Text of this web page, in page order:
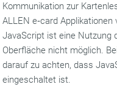
Kommunikation zur
ALLEN e‑card
JavaScript ist eine Nutzung
Oberfläche nicht möglich.
darauf zu achten, dass
eingeschaltet ist.